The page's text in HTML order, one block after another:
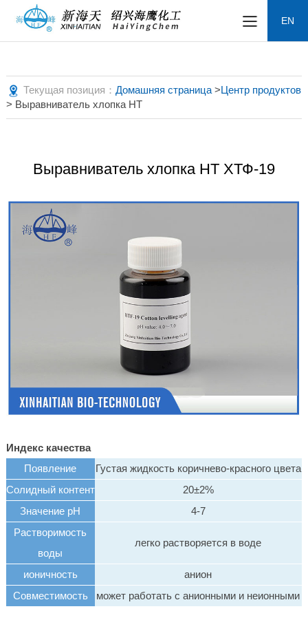
EN
Текущая позиция： Домашняя страница>Центр продуктов
> Выравниватель хлопка HT
Выравниватель хлопка HT ХТФ-19
Индекс качества
Появление
Густая жидкость коричнево-красного цвета
Солидный контент
20±2%
Значение pH
4-7
Растворимость
воды
легко растворяется в воде
ионичность
анион
Совместимость
может работать с анионными и неионными